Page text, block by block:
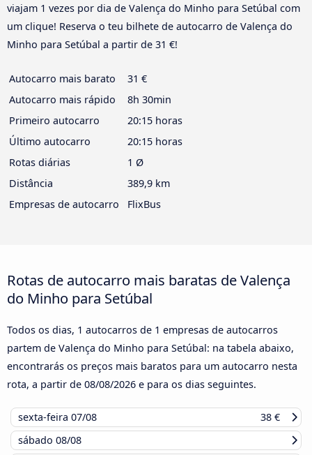
viajam 1 vezes por dia de Valença do Minho para Setúbal com
um clique! Reserva o teu bilhete de autocarro de Valença do
Minho para Setúbal a partir de 31 €!
Autocarro mais barato
31 €
Autocarro mais rápido
8h 30min
Primeiro autocarro
20:15 horas
Último autocarro
20:15 horas
Rotas diárias
1 Ø
Distância
389,9 km
Empresas de autocarro
FlixBus
Rotas de autocarro mais baratas de Valença
do Minho para Setúbal
Todos os dias, 1 autocarros de 1 empresas de autocarros
partem de Valença do Minho para Setúbal: na tabela abaixo,
encontrarás os preços mais baratos para um autocarro nesta
rota, a partir de 08/08/2026 e para os dias seguintes.
sexta-feira 07/08
38 €
sábado 08/08